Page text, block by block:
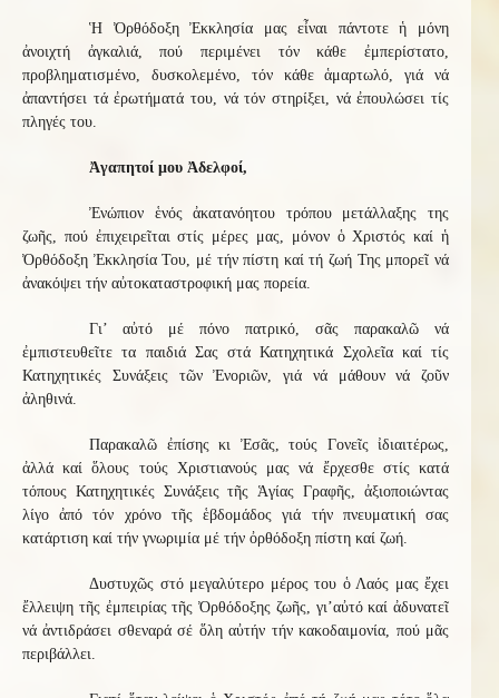
Ἡ Ὀρθόδοξη Ἐκκλησία μας εἶναι πάντοτε ἡ μόνη
ἀνοιχτή ἀγκαλιά, πού περιμένει τόν κάθε ἐμπερίστατο,
προβληματισμένο, δυσκολεμένο, τόν κάθε ἁμαρτωλό, γιά νά
ἀπαντήσει τά ἐρωτήματά του, νά τόν στηρίξει, νά ἐπουλώσει τίς
πληγές του.
Ἀγαπητοί μου Ἀδελφοί,
Ἐνώπιον ἑνός ἀκατανόητου τρόπου μετάλλαξης της
ζωῆς, πού ἐπιχειρεῖται στίς μέρες μας, μόνον ὁ Χριστός καί ἡ
Ὀρθόδοξη Ἐκκλησία Του, μέ τήν πίστη καί τή ζωή Της μπορεῖ νά
ἀνακόψει τήν αὐτοκαταστροφική μας πορεία.
Γι’ αὐτό μέ πόνο πατρικό, σᾶς παρακαλῶ νά
ἐμπιστευθεῖτε τα παιδιά Σας στά Κατηχητικά Σχολεῖα καί τίς
Κατηχητικές Συνάξεις τῶν Ἐνοριῶν, γιά νά μάθουν νά ζοῦν
ἀληθινά.
Παρακαλῶ ἐπίσης κι Ἐσᾶς, τούς Γονεῖς ἰδιαιτέρως,
ἀλλά καί ὅλους τούς Χριστιανούς μας νά ἔρχεσθε στίς κατά
τόπους Κατηχητικές Συνάξεις τῆς Ἁγίας Γραφῆς, ἀξιοποιώντας
λίγο ἀπό τόν χρόνο τῆς ἑβδομάδος γιά τήν πνευματική σας
κατάρτιση καί τήν γνωριμία μέ τήν ὀρθόδοξη πίστη καί ζωή.
Δυστυχῶς στό μεγαλύτερο μέρος του ὁ Λαός μας ἔχει
ἔλλειψη τῆς ἐμπειρίας τῆς Ὀρθόδοξης ζωῆς, γι’αὐτό καί ἀδυνατεῖ
νά ἀντιδράσει σθεναρά σέ ὅλη αὐτήν τήν κακοδαιμονία, πού μᾶς
περιβάλλει.